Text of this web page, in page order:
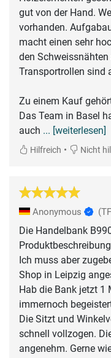
gut von der Hand.
vorhanden.
macht einen sehr
den
Transportrollen sind
Zu einem Kauf
Das Team in Basel
auch ... [weiterlesen]
Hilfreich • Nicht
Anonymous
Die Handelbank
Ich muss aber
Shop in Leipzig
Hab die Bank jetzt 1
immernoch
Die Sitzt und
schnell vollzogen.
angenehm. Gerne